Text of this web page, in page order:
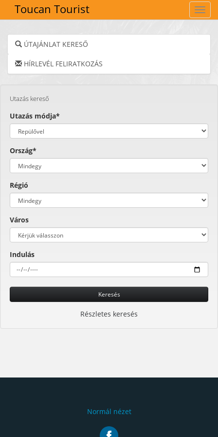
Toucan Tourist
ÚTAJÁNLAT KERESŐ
HÍRLEVÉL FELIRATKOZÁS
Utazás kereső
Utazás módja*
Ország*
Régió
Város
Indulás
Keresés
Részletes keresés
Normál nézet